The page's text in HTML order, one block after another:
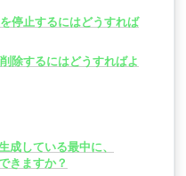
停止するにはどうすれば
除するにはどうすればよ
成している最中に、
きますか？